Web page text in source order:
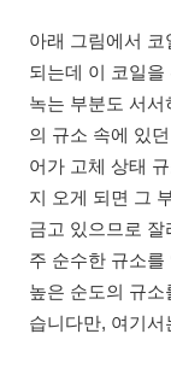
아래 그림에서 코
되는데 이 코일을
녹는 부분도 서서
의 규소 속에 있
어가 고체 상태
지 오게 되면 그
금고 있으므로
주 순수한 규소를
높은 순도의 규
습니다만, 여기